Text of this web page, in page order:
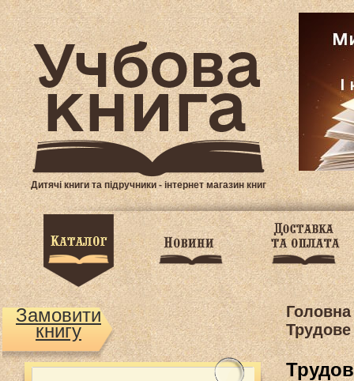
Дитячі книги та підручники - інтернет магазин книг
Замовити
книгу
Головна